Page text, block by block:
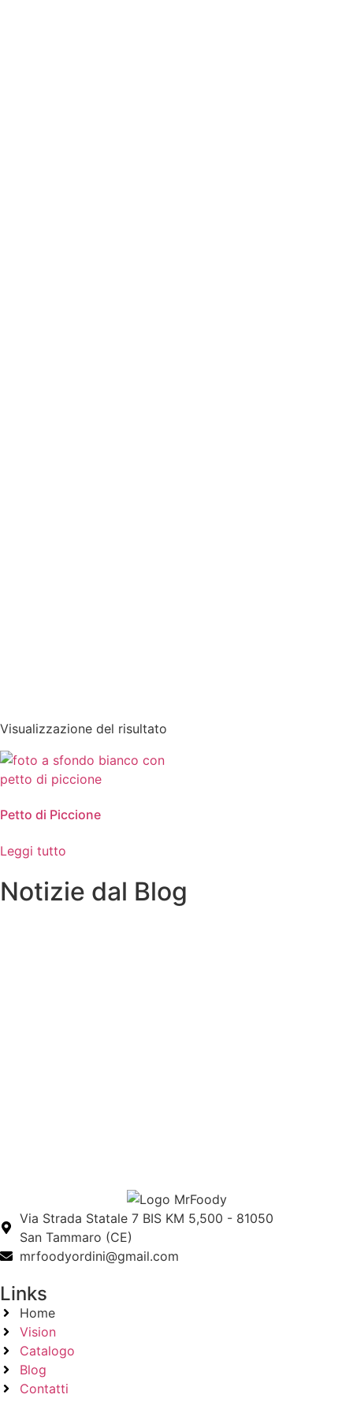
Visualizzazione del risultato
Petto di Piccione
Leggi tutto
Notizie dal Blog
Via Strada Statale 7 BIS KM 5,500 - 81050
San Tammaro (CE)
mrfoodyordini@gmail.com
Links
Home
Vision
Catalogo
Blog
Contatti